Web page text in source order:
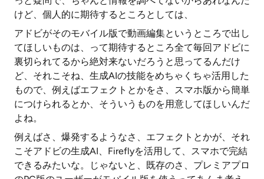
けど、個人的に期待するところとしては、
アドビがそのモバイル版で動画編集というところで出し
てほしいものは、って期待するところ全て毎回アドビに
裏切られてるから絶対来ないだろうと思ってるんだけ
ど、それこそね、生成AIの技能をめちゃくちゃ活用した
もので、例えばエフェクトとかをさ、スマホ版から簡単
につけられるとか、そういうものを用意してほしいんだ
よね。
例えばさ、爆発するようなさ、エフェクトとかが、それ
こそアドビの生成AI、Fireflyを活用して、スマホで完結
できるみたいな。じゃないと、既存のさ、プレミアプロ